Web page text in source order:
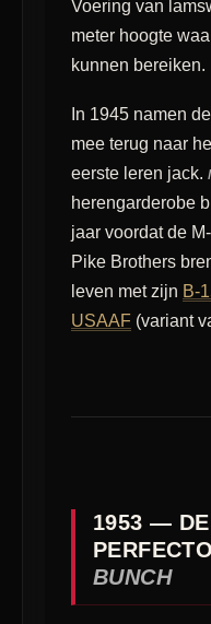
Voering van
meter hoogte
kunnen bereiken.
In 1945 namen
mee terug naar
eerste leren jack.
herengarderobe
jaar voordat de
Pike Brothers
leven met zijn B-
USAAF (variant
1953 — DE
BUNCH